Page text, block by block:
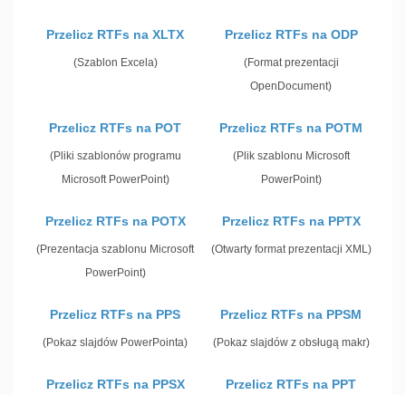
Przelicz RTFs na XLTX
(Szablon Excela)
Przelicz RTFs na ODP
(Format prezentacji
OpenDocument)
Przelicz RTFs na POT
(Pliki szablonów programu
Microsoft PowerPoint)
Przelicz RTFs na POTM
(Plik szablonu Microsoft
PowerPoint)
Przelicz RTFs na POTX
(Prezentacja szablonu Microsoft
PowerPoint)
Przelicz RTFs na PPTX
(Otwarty format prezentacji XML)
Przelicz RTFs na PPS
(Pokaz slajdów PowerPointa)
Przelicz RTFs na PPSM
(Pokaz slajdów z obsługą makr)
Przelicz RTFs na PPSX Przelicz RTFs na PPT